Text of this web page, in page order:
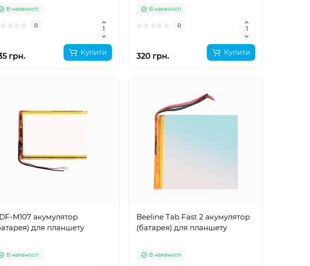
В наявності
0
грн. Купити
В наявності
0
320 грн. Купити
M107 акумулятор
для планшету
В наявності
Beeline Tab Fast 2 акумулятор
(батарея) для планшету
В наявності